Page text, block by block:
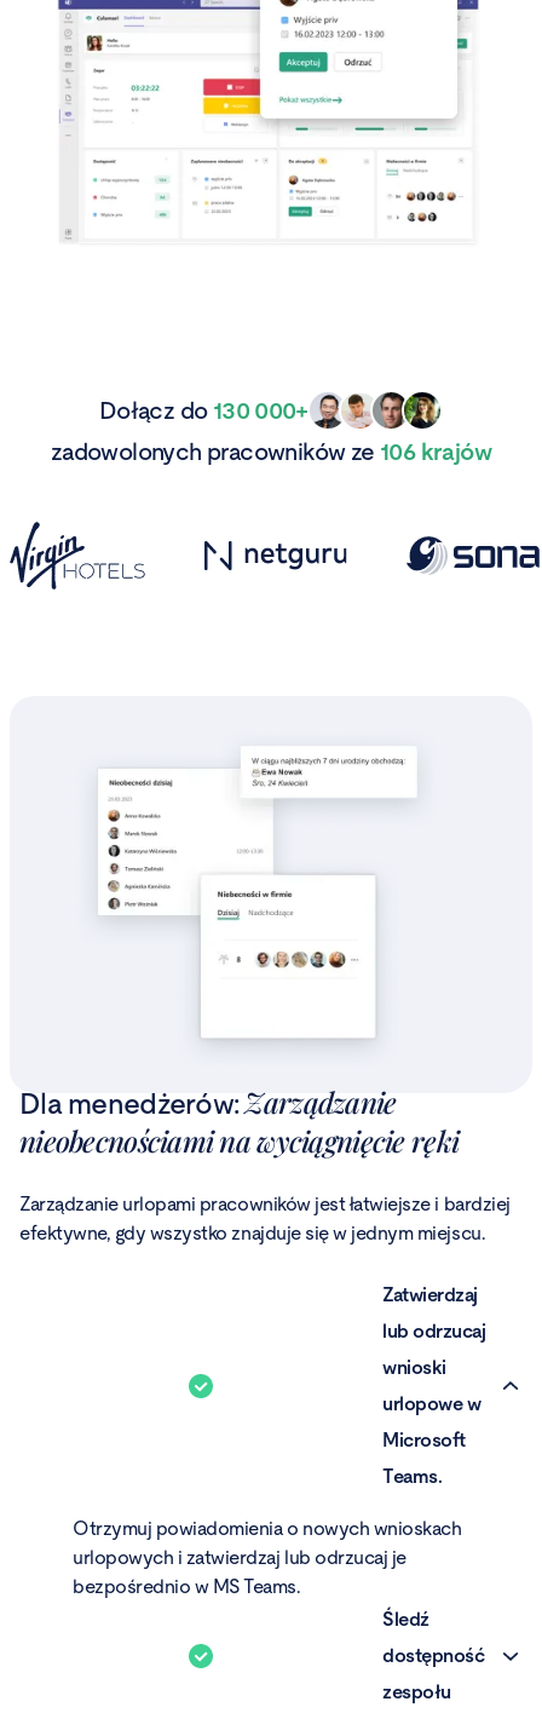
Dołącz do 130 000+
zadowolonych pracowników ze 106 krajów
Dla menedżerów:Zarządzanie
nieobecnościami na wyciągnięcie ręki
Zarządzanie urlopami pracowników jest łatwiejsze i bardziej
efektywne, gdy wszystko znajduje się w jednym miejscu.
Zatwierdzaj
lub odrzucaj
wnioski
urlopowe w
Microsoft
Teams.
Otrzymuj powiadomienia o nowych wnioskach
urlopowych i zatwierdzaj lub odrzucaj je
bezpośrednio w MS Teams.
Śledź
dostępność
zespołu